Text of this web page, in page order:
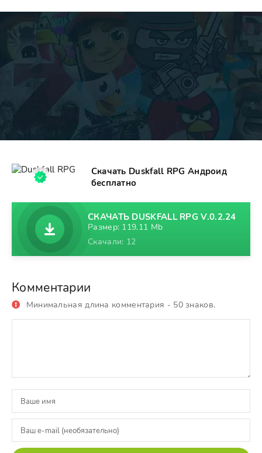
Скачать Duskfall RPG Андроид
бесплатно
СКАЧАТЬ DUSKFALL RPG V.0.2.24
Размер: 119,11 Mb
Скачали: 12
Комментарии
Минимальная длина комментария - 50 знаков.